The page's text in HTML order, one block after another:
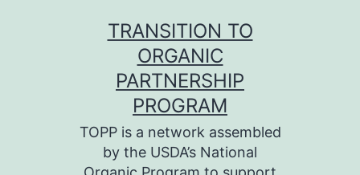
TRANSITION TO
ORGANIC
PARTNERSHIP
PROGRAM
TOPP is a network assembled
by the USDA’s National